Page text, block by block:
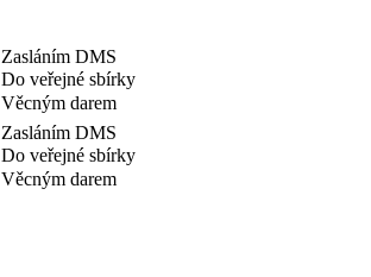
Zasláním DMS
Do veřejné sbírky
Věcným darem
Zasláním DMS
Do veřejné sbírky
Věcným darem